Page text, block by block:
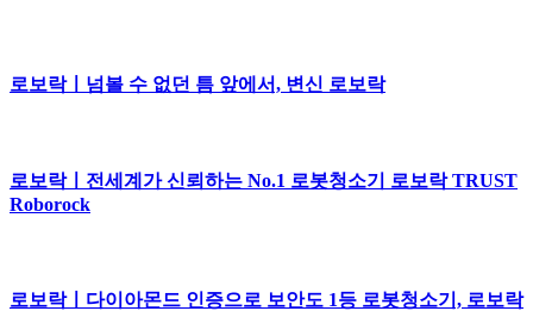
로보락ㅣ넘볼 수 없던 틈 앞에서, 변신 로보락
로보락ㅣ전세계가 신뢰하는 No.1 로봇청소기 로보락 TRUST
Roborock
로보락ㅣ다이아몬드 인증으로 보안도 1등 로봇청소기, 로보락